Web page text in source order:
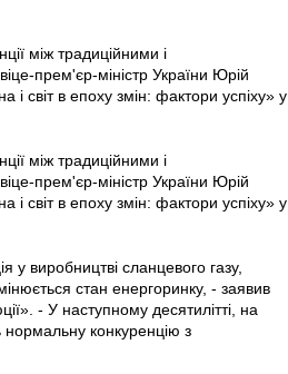
між традиційними і
прем'єр-міністр України Юрій
і світ в епоху змін: фактори успіху» у
між традиційними і
прем'єр-міністр України Юрій
і світ в епоху змін: фактори успіху» у
у виробництві сланцевого газу,
стан енергоринку, - заявив
- У наступному десятилітті, на
нормальну конкуренцію з